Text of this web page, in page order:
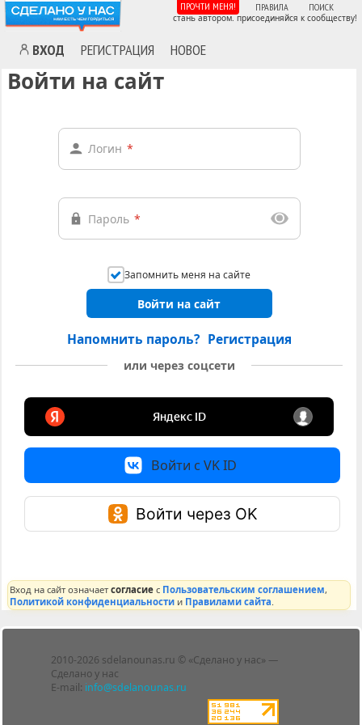
ВХОД РЕГИСТРАЦИЯ НОВОЕ
ПРОЧТИ МЕНЯ! ПРАВИЛА ПОИСК
стань автором. присоединяйся к сообществу!
Войти на сайт
Логин *
Пароль *
Запомнить меня на сайте
Войти на сайт
Напомнить пароль? Регистрация
или через соцсети
Войти с VK ID
Войти через OK
Вход на сайт означаетсогласие с Пользовательским соглашением,
Политикой конфиденциальности и Правилами сайта
2010-2026 sdelanounas.ru © «Сделано у нас» —
Сделано у нас
E-mail: info@sdelanounas.ru
Блоги
Люди
Политика